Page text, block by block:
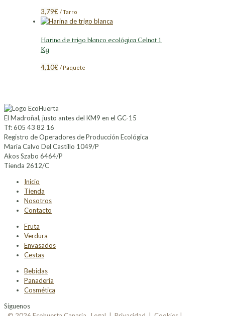
3,79€ / Tarro
Harina de trigo blanco ecológica Celnat 1
Kg
4,10€ / Paquete
El Madroñal, justo antes del KM9 en el GC-15
Tf: 605 43 82 16
Registro de Operadores de Producción Ecológica
Maria Calvo Del Castillo 1049/P
Akos Szabo 6464/P
Tienda 2612/C
Inicio
Tienda
Nosotros
Contacto
Fruta
Verdura
Envasados
Cestas
Bebidas
Panadería
Cosmética
Síguenos